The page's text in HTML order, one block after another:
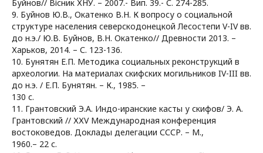
Буйнов// Вісник ХНУ. – 2007.- Вип. 39.- С. 274-285.
9. Буйнов Ю.В., Окатенко В.Н. К вопросу о социальной
структуре населения северскодонецкой Лесостепи V-IV вв.
до н.э./ Ю.В. Буйнов, В.Н. Окатенко// Древности 2013. –
Харьков, 2014. – С. 123-136.
10. Бунятян Е.П. Методика социальных реконструкций в
археологии. На материалах скифских могильников IV-III вв.
до н.э. / Е.П. Бунятян. – К., 1985. –
130 с.
11. Грантовский Э.А. Индо-иранские касты у скифов/ Э. А.
Грантовский // ХХV Международная конференция
востоковедов. Доклады делегации СССР. – М.,
1960.– 22 с.